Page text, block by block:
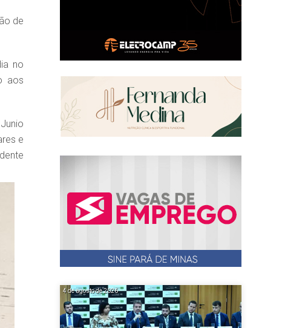
de
no
aos
e
4 de agosto de 2026